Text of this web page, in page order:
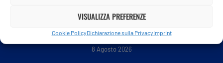
VISUALIZZA PREFERENZE
Cookie PolicyDichiarazione sulla PrivacyImprint
Vacanze, 7 mosse per staccare la spina durante...
8 Agosto 2026